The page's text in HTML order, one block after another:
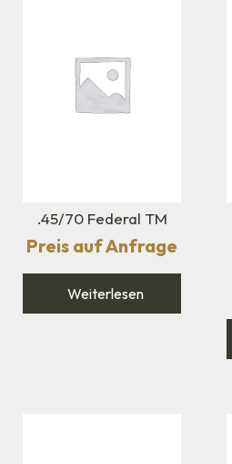
.45/70 Federal TM
Preis auf Anfrage
Weiterlesen